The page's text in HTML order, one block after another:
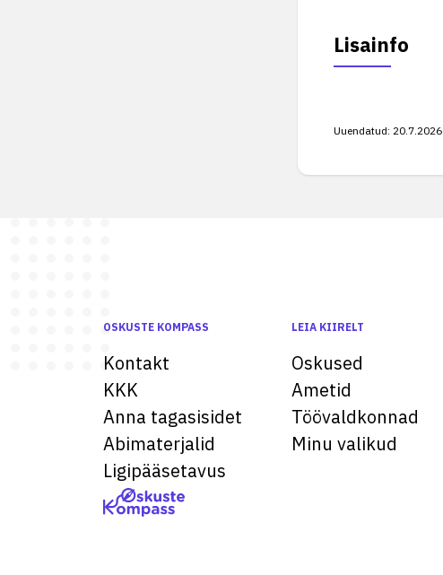
Lisainfo
Uuendatud: 20.7.2026
OSKUSTE KOMPASS
Kontakt
KKK
Anna tagasisidet
Abimaterjalid
Ligipääsetavus
LEIA KIIRELT
Oskused
Ametid
Töövaldkonnad
Minu valikud